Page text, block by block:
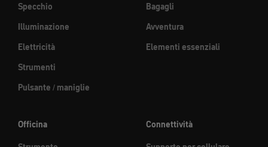
Specchio
Illuminazione
Elettricità
Strumenti
Pulsante / maniglie
Bagagli
Avventura
Elementi essenziali
Officina
Connettività